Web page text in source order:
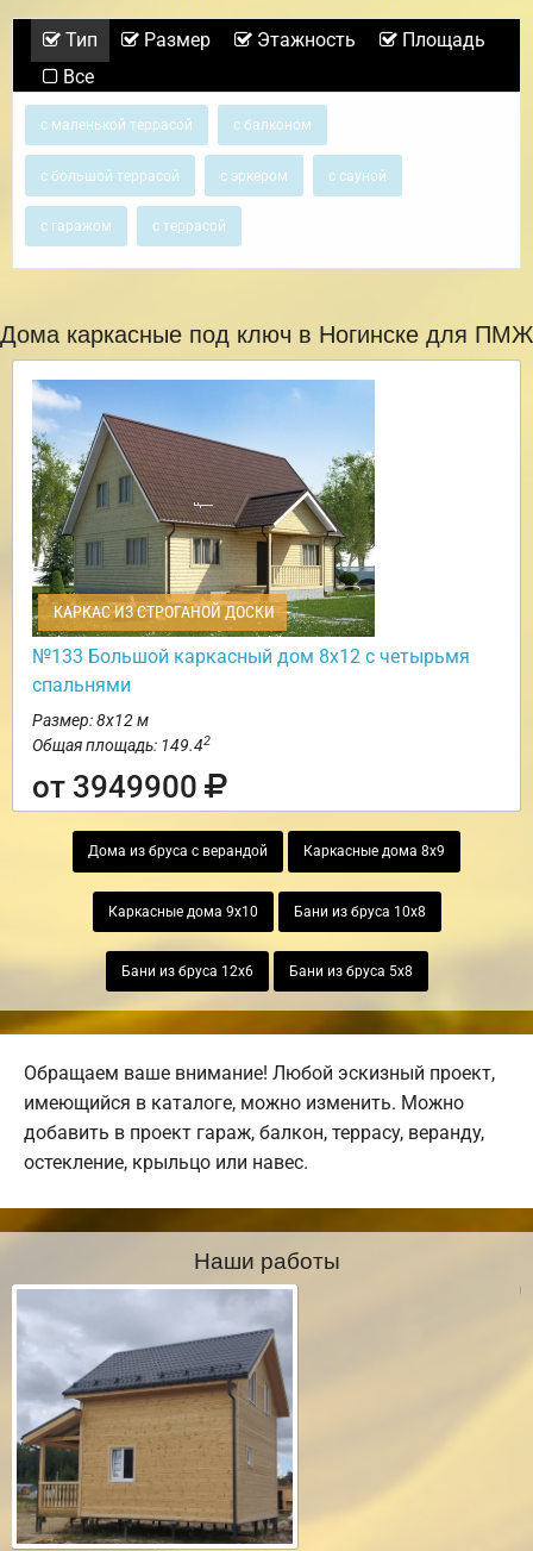
Тип Размер Этажность
Площадь
Все
с маленькой террасой с балконом
с большой террасой с эркером с сауной
с гаражом с террасой
Дома каркасные под ключ в Ногинске для ПМЖ
КАРКАС ИЗ СТРОГАНОЙ ДОСКИ
№133 Большой каркасный дом 8х12 с четырьмя
спальнями
Размер: 8х12 м
Общая площадь: 149.42
от 3949900
Дома из бруса с верандой Каркасные дома 8х9
Каркасные дома 9х10 Бани из бруса 10х8
Бани из бруса 12х6 Бани из бруса 5х8
Обращаем ваше внимание! Любой эскизный проект,
имеющийся в каталоге, можно изменить. Можно
добавить в проект гараж, балкон, террасу, веранду,
остекление, крыльцо или навес.
Наши работы